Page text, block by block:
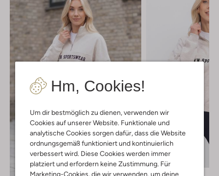
Hm, Cookies!
Um dir bestmöglich zu dienen, verwenden wir
Cookies auf unserer Website. Funktionale und
analytische Cookies sorgen dafür, dass die Website
ordnungsgemäß funktioniert und kontinuierlich
verbessert wird. Diese Cookies werden immer
platziert und erfordern keine Zustimmung. Für
Marketing-Cookies, die wir verwenden, um deine